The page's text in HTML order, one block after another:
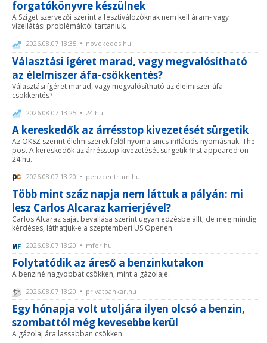
forgatókönyvre készülnek
A Sziget szervezői szerint a fesztiválozóknak nem kell áram- vagy
vízellátási problémáktól tartaniuk.
2026.08.07 13:35 • novekedes.hu
Választási ígéret marad, vagy megvalósítható
az élelmiszer áfa-csökkentés?
Választási ígéret marad, vagy megvalósítható az élelmiszer áfa-
csökkentés?
2026.08.07 13:25 • 24.hu
A kereskedők az árrésstop kivezetését sürgetik
Az OKSZ szerint élelmiszerek felől nyoma sincs inflációs nyomásnak. The
post A kereskedők az árrésstop kivezetését sürgetik first appeared on
24.hu.
2026.08.07 13:20 • penzcentrum.hu
Több mint száz napja nem láttuk a pályán: mi
lesz Carlos Alcaraz karrierjével?
Carlos Alcaraz saját bevallása szerint ugyan edzésbe állt, de még mindig
kérdéses, láthatjuk-e a szeptemberi US Openen.
2026.08.07 13:20 • mfor.hu
Folytatódik az áreső a benzinkutakon
A benziné nagyobbat csökken, mint a gázolajé.
2026.08.07 13:20 • privatbankar.hu
Egy hónapja volt utoljára ilyen olcsó a benzin,
szombattól még kevesebbe kerül
A gázolaj ára lassabban csökken.